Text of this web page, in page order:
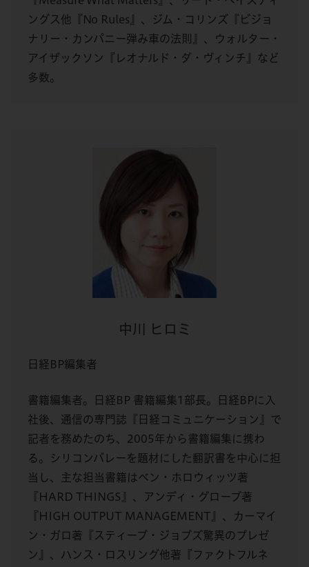
ングス他『No Rules』、ジム・コリンズ『ビジョ
ナリー・カンパニー弾み車の法則』、ウォルター・
アイザックソン『レオナルド・ダ・ヴィンチ』など
多数。
中川 ヒロミ
日経BP編集者
書籍編集者。日経BP 書籍編集1部長。日経BPに入
社後、通信の専門誌『日経コミュニケーション』で
記者を務めたのち、2005年から書籍編集に携わ
る。シリコンバレーを題材にした翻訳書を中心に担
当し、主な担当書籍はベン・ホロウィッツ著
『HARD THINGS』、アンディ・グローブ著
『HIGH OUTPUT MANAGEMENT』、カーマイ
ン・ガロ著『スティーブ・ジョブズ驚異のプレゼ
ン』、ハンス・ロスリング他著『ファクトフルネ